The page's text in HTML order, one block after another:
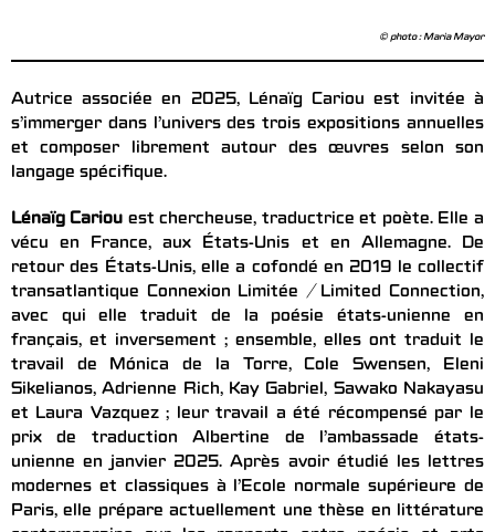
© photo : Maria Mayor
Autrice associée en 2025, Lénaïg Cariou est invitée à
s’immerger dans l’univers des trois expositions annuelles
et composer librement autour des œuvres selon son
langage spécifique.
Lénaïg Cariou est chercheuse, traductrice et poète. Elle a
vécu en France, aux États-Unis et en Allemagne. De
retour des États-Unis, elle a cofondé en 2019 le collectif
transatlantique Connexion Limitée / Limited Connection,
avec qui elle traduit de la poésie états-unienne en
français, et inversement ; ensemble, elles ont traduit le
travail de Mónica de la Torre, Cole Swensen, Eleni
Sikelianos, Adrienne Rich, Kay Gabriel, Sawako Nakayasu
et Laura Vazquez ; leur travail a été récompensé par le
prix de traduction Albertine de l’ambassade états-
unienne en janvier 2025. Après avoir étudié les lettres
modernes et classiques à l’Ecole normale supérieure de
Paris, elle prépare actuellement une thèse en littérature